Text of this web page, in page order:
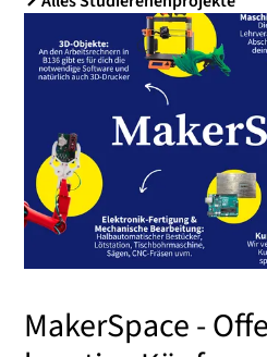
MakerSpace -